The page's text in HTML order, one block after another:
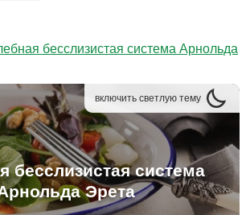
бесслизистая система Арнольда
включить светлую тему
бесслизистая система
Эрета